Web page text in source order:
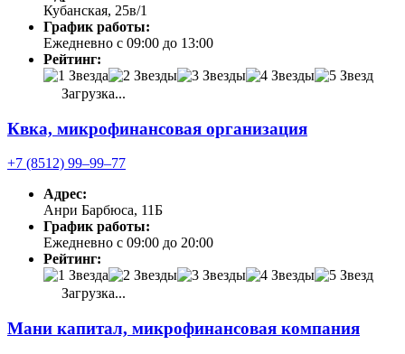
Кубанская, 25в/1
График работы:
Ежедневно с 09:00 до 13:00
Рейтинг:
Загрузка...
Квка, микрофинансовая организация
+7 (8512) 99‒99‒77
Адрес:
Анри Барбюса, 11Б
График работы:
Ежедневно с 09:00 до 20:00
Рейтинг:
Загрузка...
Мани капитал, микрофинансовая компания